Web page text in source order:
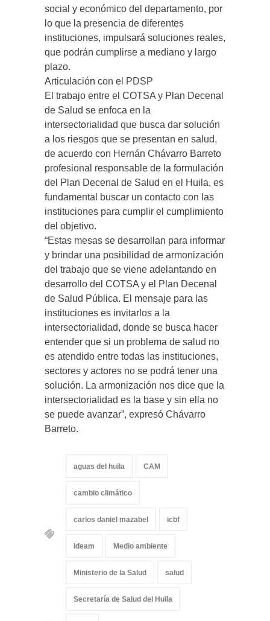
social y económico del departamento, por
lo que la presencia de diferentes
instituciones, impulsará soluciones reales,
que podrán cumplirse a mediano y largo
plazo.
Articulación con el PDSP
El trabajo entre el COTSA y Plan Decenal
de Salud se enfoca en la
intersectorialidad que busca dar solución
a los riesgos que se presentan en salud,
de acuerdo con Hernán Chávarro Barreto
profesional responsable de la formulación
del Plan Decenal de Salud en el Huila, es
fundamental buscar un contacto con las
instituciones para cumplir el cumplimiento
del objetivo.
“Estas mesas se desarrollan para informar
y brindar una posibilidad de armonización
del trabajo que se viene adelantando en
desarrollo del COTSA y el Plan Decenal
de Salud Pública. El mensaje para las
instituciones es invitarlos a la
intersectorialidad, donde se busca hacer
entender que si un problema de salud no
es atendido entre todas las instituciones,
sectores y actores no se podrá tener una
solución. La armonización nos dice que la
intersectorialidad es la base y sin ella no
se puede avanzar”, expresó Chávarro
Barreto.
aguas del huila CAM
cambio climático
carlos daniel mazabel icbf
Ideam Medio ambiente
Ministerio de la Salud salud
Secretaría de Salud del Huila